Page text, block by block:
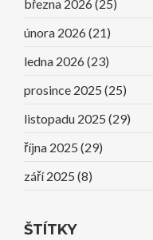
března 2026 (25)
února 2026 (21)
ledna 2026 (23)
prosince 2025 (25)
listopadu 2025 (29)
října 2025 (29)
září 2025 (8)
ŠTÍTKY